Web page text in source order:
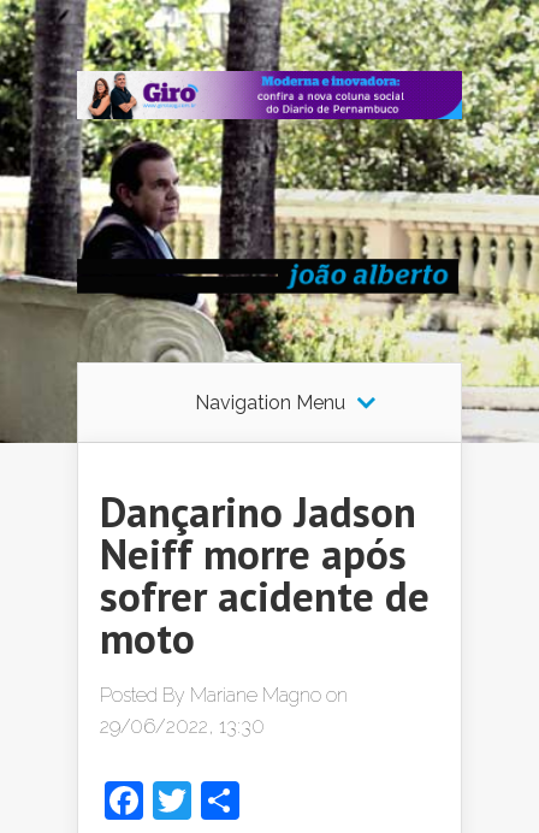
Navigation Menu
Dançarino Jadson
Neiff morre após
sofrer acidente de
moto
Posted By Mariane Magno on
29/06/2022, 13:30
Facebook
Twitter